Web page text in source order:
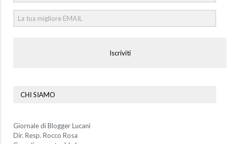
Iscriviti
CHI SIAMO
Giornale di Blogger Lucani
Dir. Resp. Rocco Rosa